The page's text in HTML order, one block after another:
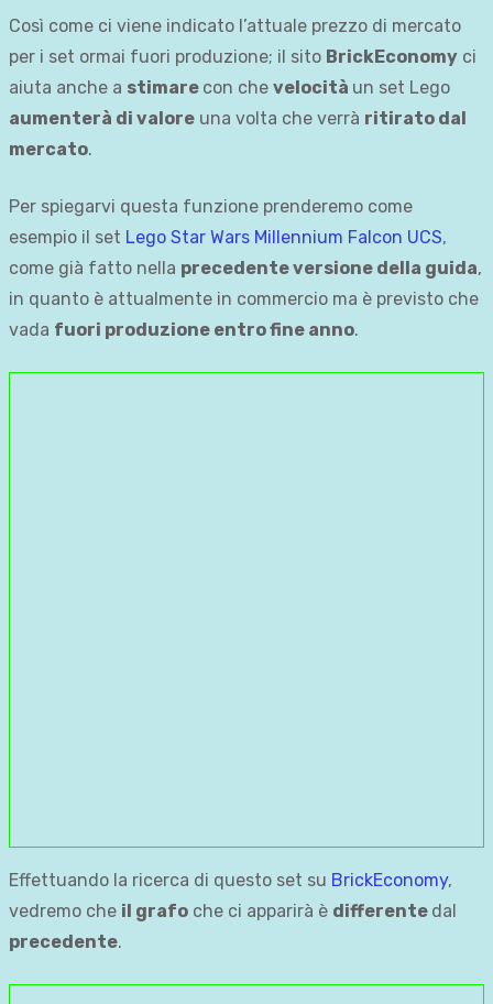
Così come ci viene indicato l’attuale prezzo di mercato
per i set ormai fuori produzione; il sito BrickEconomy ci
aiuta anche a stimare con che velocità un set Lego
aumenterà di valore una volta che verrà ritirato dal
mercato.
Per spiegarvi questa funzione prenderemo come
esempio il set Lego Star Wars Millennium Falcon UCS,
come già fatto nella precedente versione della guida,
in quanto è attualmente in commercio ma è previsto che
vada fuori produzione entro fine anno.
Effettuando la ricerca di questo set su BrickEconomy,
vedremo che il grafo che ci apparirà è differente dal
precedente.